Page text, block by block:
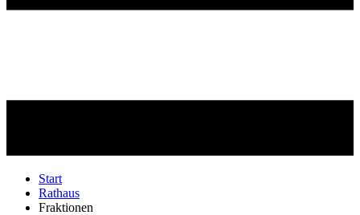
Start
Rathaus
Fraktionen